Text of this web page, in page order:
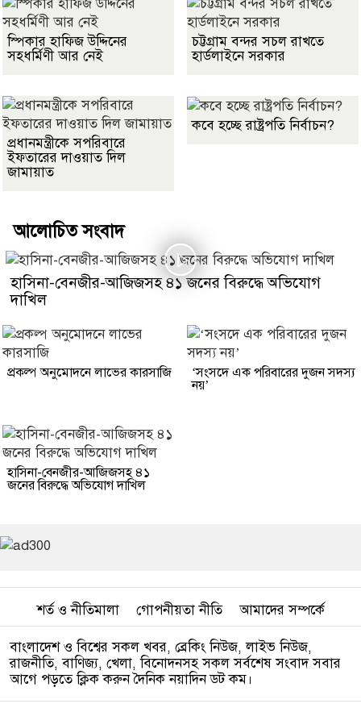
স্পিকার হাফিজ উদ্দিনের
সহধর্মিণী আর নেই
চট্টগ্রাম বন্দর সচল রাখতে
হার্ডলাইনে সরকার
প্রধানমন্ত্রীকে সপরিবারে
ইফতারের দাওয়াত দিল
জামায়াত
কবে হচ্ছে রাষ্ট্রপতি নির্বাচন?
আলোচিত সংবাদ
হাসিনা-বেনজীর-আজিজসহ ৪১ জনের বিরুদ্ধে অভিযোগ
দাখিল
প্রকল্প অনুমোদনে লাভের কারসাজি
‘সংসদে এক পরিবারের দুজন সদস্য
নয়’
হাসিনা-বেনজীর-আজিজসহ ৪১
জনের বিরুদ্ধে অভিযোগ দাখিল
শর্ত ও নীতিমালা গোপনীয়তা নীতি আমাদের সম্পর্কে
বাংলাদেশ ও বিশ্বের সকল খবর, ব্রেকিং নিউজ, লাইভ নিউজ,
রাজনীতি, বাণিজ্য, খেলা, বিনোদনসহ সকল সর্বশেষ সংবাদ সবার
আগে পড়তে ক্লিক করুন দৈনিক নয়াদিন ডট কম।